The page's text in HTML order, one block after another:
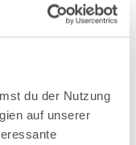
du der Nutzung
auf unserer
die